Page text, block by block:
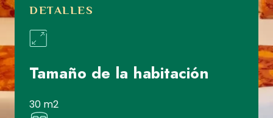
DETALLES
Tamaño de la habitación
30 m2